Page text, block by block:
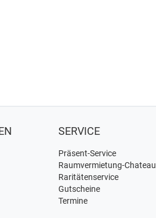
SERVICE
Präsent-Service
Raumvermietung-Chateau
Raritätenservice
Gutscheine
Termine